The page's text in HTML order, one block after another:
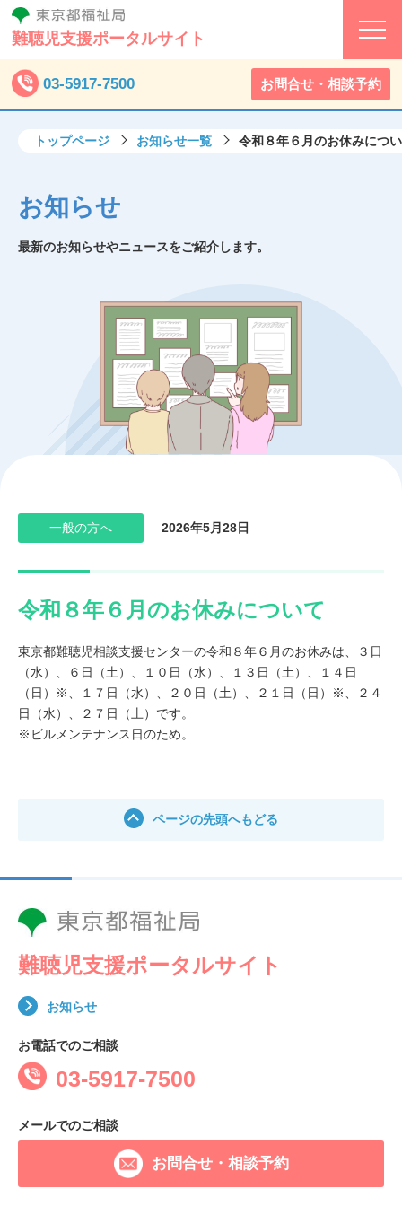
難聴児支援ポータルサイト
03-5917-7500 お問合せ・相談予約
トップページ お知らせ一覧 令和８年６月のお休みにつ
お知らせ
最新のお知らせやニュースをご紹介します。
一般の方へ 2026年5月28日
令和８年６月のお休みについて
東京都難聴児相談支援センターの令和８年６月のお休みは、３日
（水）、６日（土）、１０日（水）、１３日（土）、１４日
（日）
※ 、１７日（水）、２０日（土）、２１日（日） ※
、２４
日（水）、２７日（土）です。
※ビルメンテナンス日のため。
ページの先頭へもどる
難聴児支援ポータルサイト
お知らせ
お電話でのご相談
03-5917-7500
メールでのご相談
お問合せ・相談予約